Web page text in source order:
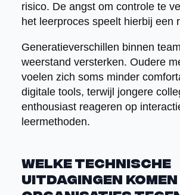
risico. De angst om controle te
het leerproces speelt hierbij een
Generatieverschillen binnen
weerstand versterken. Oudere
voelen zich soms minder
digitale tools, terwijl jongere
enthousiast reageren op
leermethoden.
Welke technische
uitdagingen komen